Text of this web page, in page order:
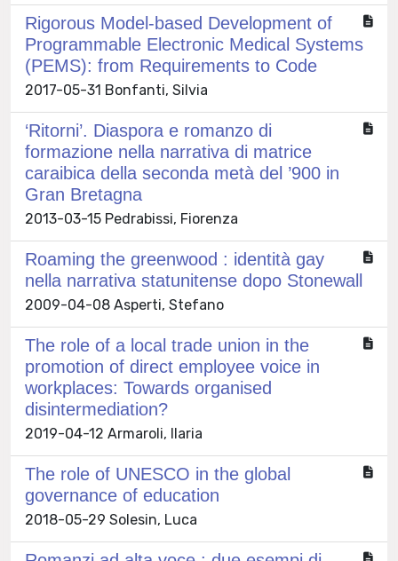
Rigorous Model-based Development of
Programmable Electronic Medical Systems
(PEMS): from Requirements to Code
2017-05-31 Bonfanti, Silvia
‘Ritorni’. Diaspora e romanzo di
formazione nella narrativa di matrice
caraibica della seconda metà del ’900 in
Gran Bretagna
2013-03-15 Pedrabissi, Fiorenza
Roaming the greenwood : identità gay
nella narrativa statunitense dopo Stonewall
2009-04-08 Asperti, Stefano
The role of a local trade union in the
promotion of direct employee voice in
workplaces: Towards organised
disintermediation?
2019-04-12 Armaroli, Ilaria
The role of UNESCO in the global
governance of education
2018-05-29 Solesin, Luca